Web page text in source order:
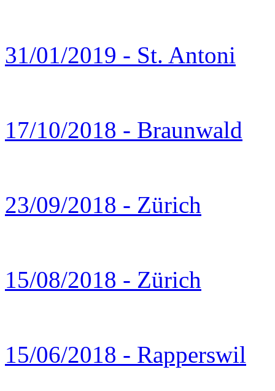
31/01/2019 - St. Antoni
17/10/2018 - Braunwald
23/09/2018 - Zürich
15/08/2018 - Zürich
15/06/2018 - Rapperswil